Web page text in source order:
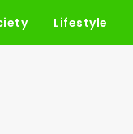
Lifestyle